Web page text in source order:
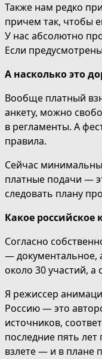
Также нам редко
причем так, чтобы
У нас абсолютно
Если
А насколько это
Вообще платный
анкету, можно
в регламенты. А
правила.
Сейчас
платные подачи —
следовать плану
Какое
Согласно
— документальное,
около 30 участий,
Я режиссер
Россию — это
источников,
последние пять
взлете — и в плане